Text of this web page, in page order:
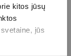
kitos jūsų
jūs